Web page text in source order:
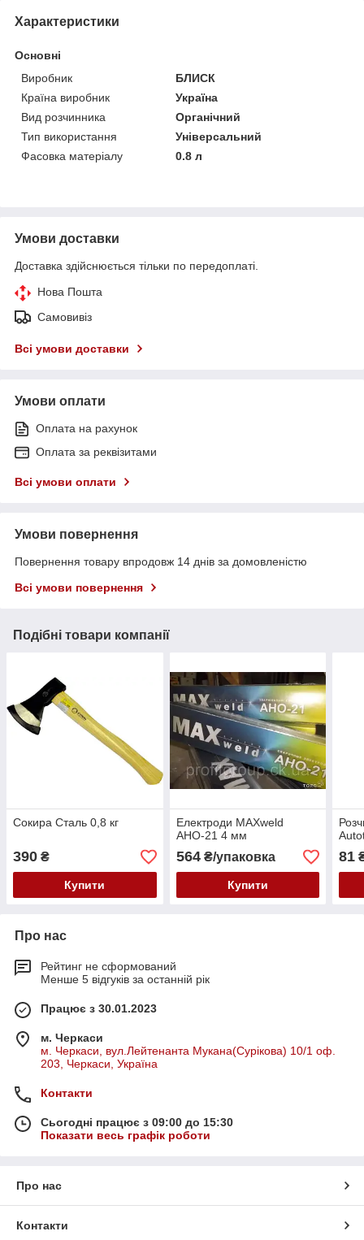
Характеристики
Основні
Виробник
БЛИСК
Країна виробник
Україна
Вид розчинника
Органічний
Тип використання
Універсальний
Фасовка матеріалу
0.8 л
Умови доставки
Доставка здійснюється тільки по передоплаті.
Нова Пошта
Самовивіз
Всі умови доставки
Умови оплати
Оплата на рахунок
Оплата за реквізитами
Всі умови оплати
Умови повернення
Повернення товару впродовж 14 днів за домовленістю
Всі умови повернення
Подібні товари компанії
Сокира Сталь 0,8 кг
390 ₴
Купити
Електроди MAXweld
АНО-21 4 мм
564₴/упаковка
Купити
81
Про нас
Рейтинг не сформований
Менше 5 відгуків за останній рік
Працює з 30.01.2023
м. Черкаси
м. Черкаси, вул.Лейтенанта Мукана(Сурікова) 10/1 оф.
203, Черкаси, Україна
Контакти
Сьогодні працює з 09:00 до 15:30
Показати весь графік роботи
Про нас
Контакти